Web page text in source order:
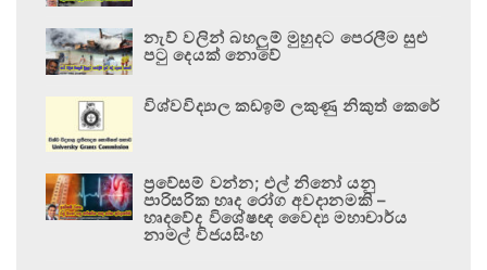
නැව් වලින් බහලුම් මුහුදට පෙරලීම සුළු
පටු දෙයක් නොවේ
විශ්වවිද්‍යාල කඩඉම් ලකුණු නිකුත් කෙරේ
ප්‍රවේසම් වන්න; එල් නිනෝ යනු
පාරිසරික හෘද රෝග අවදානමකි –
හෘදවේද විශේෂඥ වෛද්‍ය මහාචාර්ය
නාමල් විජයසිංහ